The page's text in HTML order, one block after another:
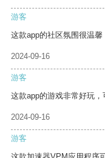
游客
这款app的社区氛围很温馨
2024-09-16
游客
这款app的游戏非常好玩，
2024-09-16
游客